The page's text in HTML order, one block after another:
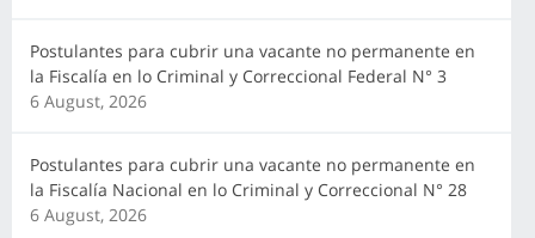
Postulantes para cubrir una vacante no permanente en
la Fiscalía en lo Criminal y Correccional Federal N° 3
6 August, 2026
Postulantes para cubrir una vacante no permanente en
la Fiscalía Nacional en lo Criminal y Correccional N° 28
6 August, 2026